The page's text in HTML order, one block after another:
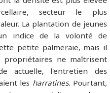
secteur le plus
La plantation de jeunes
indice de la volonté de
petite palmeraie, mais il
ne maîtrisent
actuelle, l'entretien des
les harratines. Pourtant,